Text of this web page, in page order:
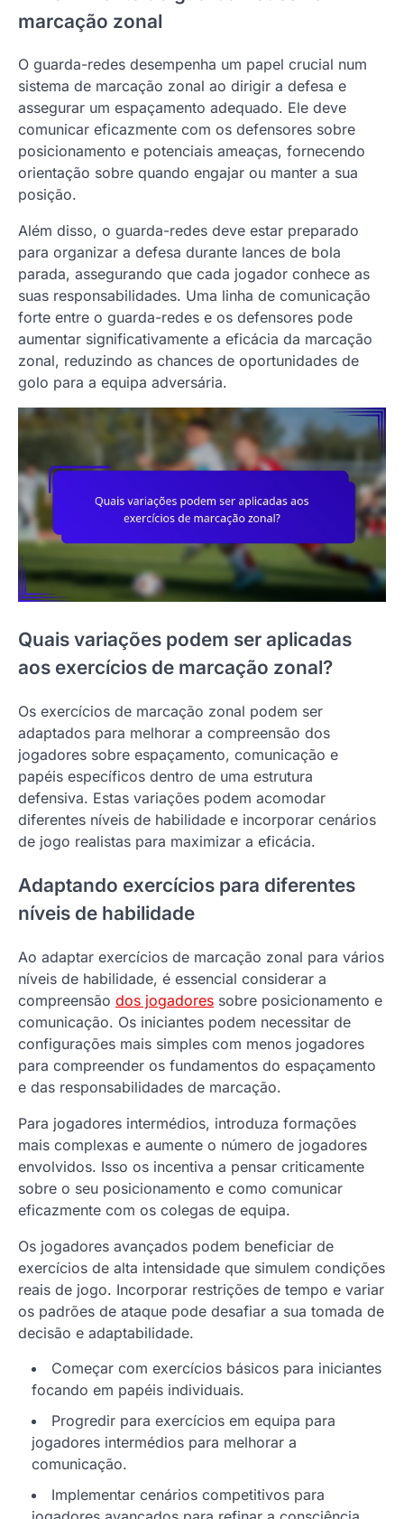
marcação zonal
O guarda-redes desempenha um papel crucial num
sistema de marcação zonal ao dirigir a defesa e
assegurar um espaçamento adequado. Ele deve
comunicar eficazmente com os defensores sobre
posicionamento e potenciais ameaças, fornecendo
orientação sobre quando engajar ou manter a sua
posição.
Além disso, o guarda-redes deve estar preparado
para organizar a defesa durante lances de bola
parada, assegurando que cada jogador conhece as
suas responsabilidades. Uma linha de comunicação
forte entre o guarda-redes e os defensores pode
aumentar significativamente a eficácia da marcação
zonal, reduzindo as chances de oportunidades de
golo para a equipa adversária.
Quais variações podem ser aplicadas
aos exercícios de marcação zonal?
Os exercícios de marcação zonal podem ser
adaptados para melhorar a compreensão dos
jogadores sobre espaçamento, comunicação e
papéis específicos dentro de uma estrutura
defensiva. Estas variações podem acomodar
diferentes níveis de habilidade e incorporar cenários
de jogo realistas para maximizar a eficácia.
Adaptando exercícios para diferentes
níveis de habilidade
Ao adaptar exercícios de marcação zonal para vários
níveis de habilidade, é essencial considerar a
compreensão dos jogadores sobre posicionamento e
comunicação. Os iniciantes podem necessitar de
configurações mais simples com menos jogadores
para compreender os fundamentos do espaçamento
e das responsabilidades de marcação.
Para jogadores intermédios, introduza formações
mais complexas e aumente o número de jogadores
envolvidos. Isso os incentiva a pensar criticamente
sobre o seu posicionamento e como comunicar
eficazmente com os colegas de equipa.
Os jogadores avançados podem beneficiar de
exercícios de alta intensidade que simulem condições
reais de jogo. Incorporar restrições de tempo e variar
os padrões de ataque pode desafiar a sua tomada de
decisão e adaptabilidade.
Começar com exercícios básicos para iniciantes
focando em papéis individuais.
Progredir para exercícios em equipa para
jogadores intermédios para melhorar a
comunicação.
Implementar cenários competitivos para